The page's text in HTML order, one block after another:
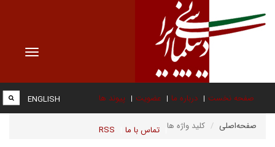
Toggle
صفحه نخست درباره ما عضویت پیوند ها
تماس با ما RSS
ENGLISH
صفحه‌اصلی کلید واژه ها